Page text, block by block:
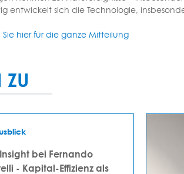
entwickelt sich die Technologie,
Sie hier für die ganze Mitteilung
ZU
bei Fernando
- Kapital-Effizienz als